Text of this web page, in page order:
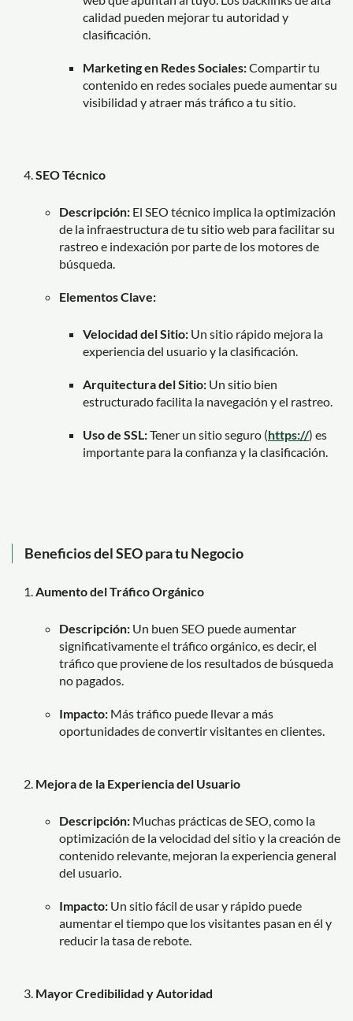
calidad pueden mejorar tu autoridad y
clasificación.
Marketing en Redes Sociales:Compartir tu
contenido en redes sociales puede aumentar su
visibilidad y atraer más tráfico a tu sitio.
SEO Técnico
Descripción: El SEO técnico implica la optimización
de la infraestructura de tu sitio web para facilitar su
rastreo e indexación por parte de los motores de
búsqueda.
Elementos Clave:
Velocidad del Sitio: Un sitio rápido mejora la
experiencia del usuario y la clasificación.
Arquitectura del Sitio: Un sitio bien
estructurado facilita la navegación y el rastreo.
Uso de SSL:Tener un sitio seguro (https://) es
importante para la confianza y la clasificación.
Beneficios del SEO para tu Negocio
Aumento del Tráfico Orgánico
Descripción: Un buen SEO puede aumentar
significativamente el tráfico orgánico, es decir, el
tráfico que proviene de los resultados de búsqueda
no pagados.
Impacto: Más tráfico puede llevar a más
oportunidades de convertir visitantes en clientes.
Mejora de la Experiencia del Usuario
Descripción: Muchas prácticas de SEO, como la
optimización de la velocidad del sitio y la creación de
contenido relevante, mejoran la experiencia general
del usuario.
Impacto: Un sitio fácil de usar y rápido puede
aumentar el tiempo que los visitantes pasan en él y
reducir la tasa de rebote.
Mayor Credibilidad y Autoridad